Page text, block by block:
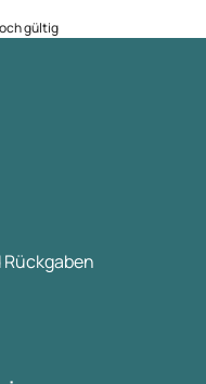
gültig